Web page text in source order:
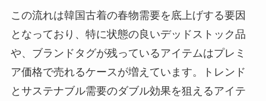
この流れは韓国古着の春物需要を底上げする要因
となっており、特に状態の良いデッドストック品
や、ブランドタグが残っているアイテムはプレミ
ア価格で売れるケースが増えています。トレンド
とサステナブル需要のダブル効果を狙えるアイテ